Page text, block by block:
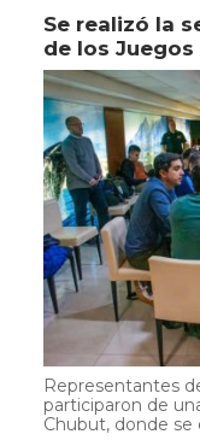
Se realizó la
de los Juegos
Representantes
participaron de
Chubut, donde se